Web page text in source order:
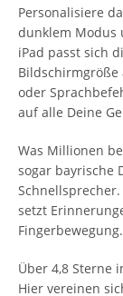
Personalisiere
dunklem Modus
iPad passt sich
oder
auf alle Deine
Was Millionen
sogar bayrische
setzt
Fingerbewegung.
Über 4,8 Sterne
Hier vereinen